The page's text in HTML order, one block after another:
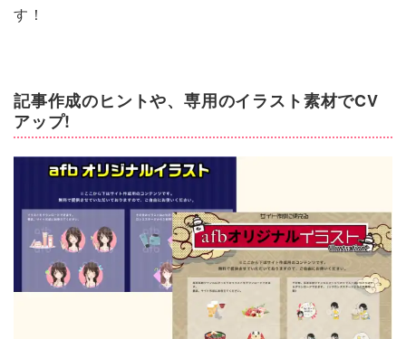
す！
記事作成のヒントや、専用のイラスト素材でCV
アップ!